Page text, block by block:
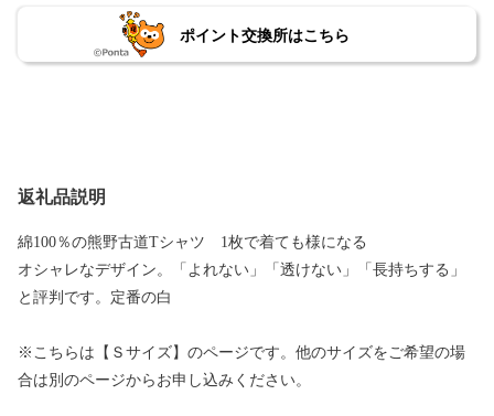
ポイント交換所はこちら
返礼品説明
綿100％の熊野古道Tシャツ 1枚で着ても様になる
オシャレなデザイン。「よれない」「透けない」「長持ちする」
と評判です。定番の白
※こちらは【Ｓサイズ】のページです。他のサイズをご希望の場
合は別のページからお申し込みください。